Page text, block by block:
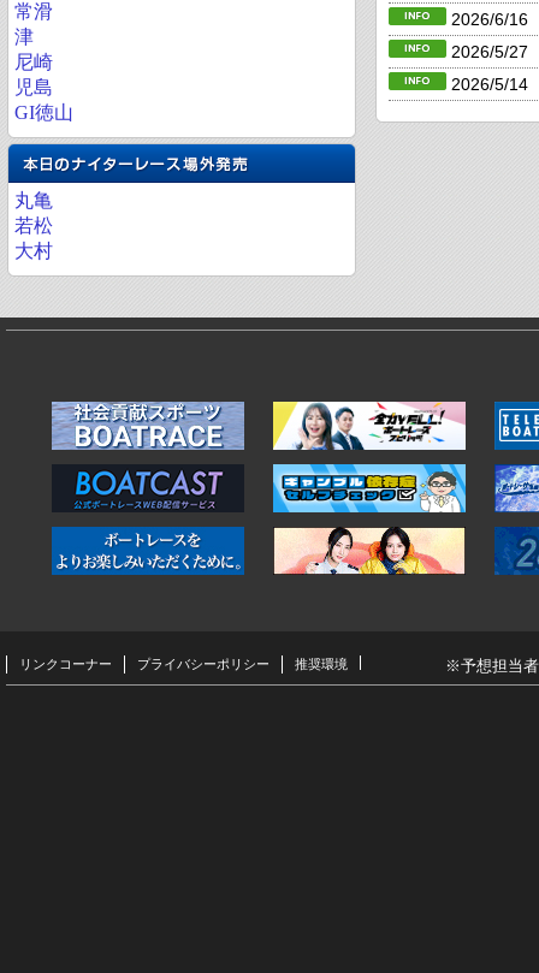
常滑
津
尼崎
児島
GI徳山
丸亀
若松
大村
2026/6/16
2026/5/27
2026/5/14
リンクコーナー プライバシーポリシー 推奨環境 ※予想担当